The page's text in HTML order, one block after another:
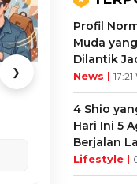
KUIS:
Cocok
Ikuti
❯
Profil
Muda
Dilantik
News |
4 Shio
Hari Ini 5
Berjalan
Lifestyle |